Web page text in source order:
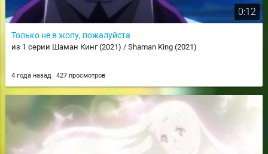
0:12
Только не в жопу, пожалуйста
из 1 серии Шаман Кинг (2021) / Shaman King (2021)
4 года назад 427 просмотров